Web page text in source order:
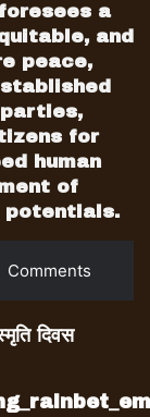
a
and
peace,
for
human
of
potentials.
Comments
दिवस